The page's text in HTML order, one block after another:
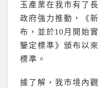
玉產業在我市有了
政府強力推動，《
布，並於10月開始
鑒定標準》頒布以
標準。
據了解，我市境內